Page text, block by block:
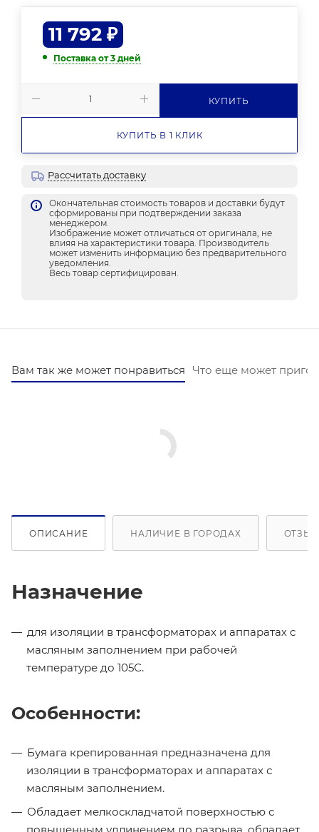
11 792 ₽
Поставка от 3 дней
КУПИТЬ
КУПИТЬ В 1 КЛИК
Рассчитать доставку
Окончательная стоимость товаров и доставки будут
сформированы при подтверждении заказа
менеджером.
Изображение может отличаться от оригинала, не
влияя на характеристики товара. Производитель
может изменить информацию без предварительного
уведомления.
Весь товар сертифицирован.
Вам так же может понравиться Что еще может
ОПИСАНИЕ НАЛИЧИЕ В ГОРОДАХ
Назначение
для изоляции в трансформаторах и аппаратах с
масляным заполнением при рабочей
температуре до 105С.
Особенности:
Бумага крепированная предназначена для
изоляции в трансформаторах и аппаратах с
масляным заполнением.
Обладает мелкоскладчатой поверхностью с